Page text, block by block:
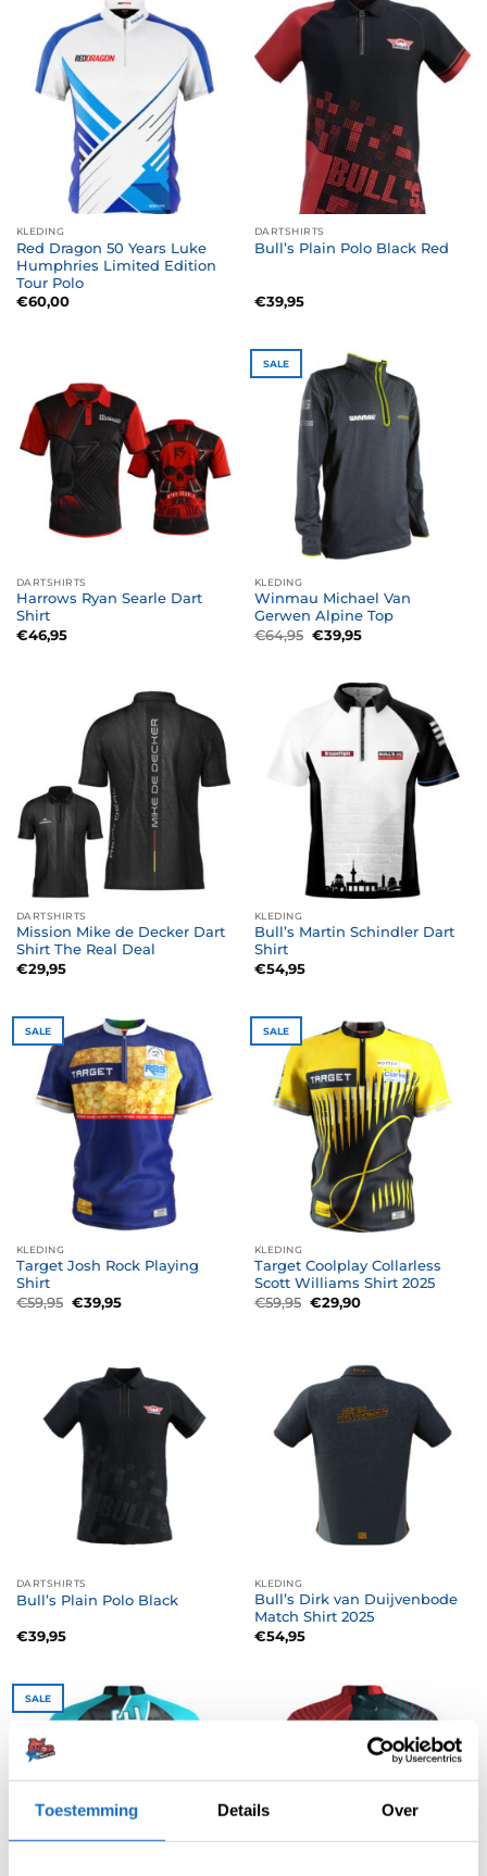
Toestemming Details Over
KLEDING
Red Dragon 50 Years Luke
Humphries Limited Edition
Tour Polo
€60,00
DARTSHIRTS
Bull’s Plain Polo Black Red
€39,95
DARTSHIRTS
Harrows Ryan Searle Dart
Shirt
€46,95
SALE
KLEDING
Winmau Michael Van
Gerwen Alpine Top
€64,95 Oorspronkelijke
prijs
€39,95Huidige
DARTSHIRTS
Mission Mike de Decker Dart
Shirt The Real Deal
€29,95
KLEDING
Bull’s Martin Schindler Dart
Shirt
€54,95
SALE
KLEDING
Target Josh Rock Playing
Shirt
€59,95 Oorspronkelijke
prijs
€39,95Huidige
SALE
KLEDING
Target Coolplay Collarless
Scott Williams Shirt 2025
€59,95 Oorspronkelijke
prijs
€29,90Huidige
DARTSHIRTS
Bull’s Plain Polo Black
€39,95
KLEDING
Bull’s Dirk van Duijvenbode
Match Shirt 2025
€54,95
SALE